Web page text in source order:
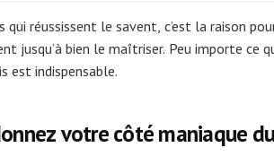
qui réussissent le savent, c’est la raison
jusqu’à bien le maîtriser. Peu importe ce
est indispensable.
votre côté maniaque